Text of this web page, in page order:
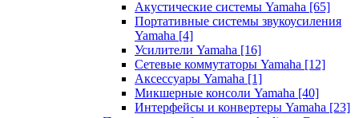
Акустические системы Yamaha [65]
Портативные системы звукоусиления
Yamaha [4]
Усилители Yamaha [16]
Сетевые коммутаторы Yamaha [12]
Аксессуары Yamaha [1]
Микшерные консоли Yamaha [40]
Интерфейсы и конвертеры Yamaha [23]